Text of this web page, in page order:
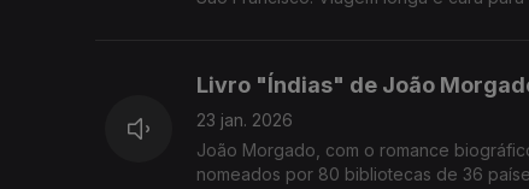
Livro "Índias" de João
23 jan. 2026
João Morgado, com o romance biográfico sobre Vasco da Gama, é o